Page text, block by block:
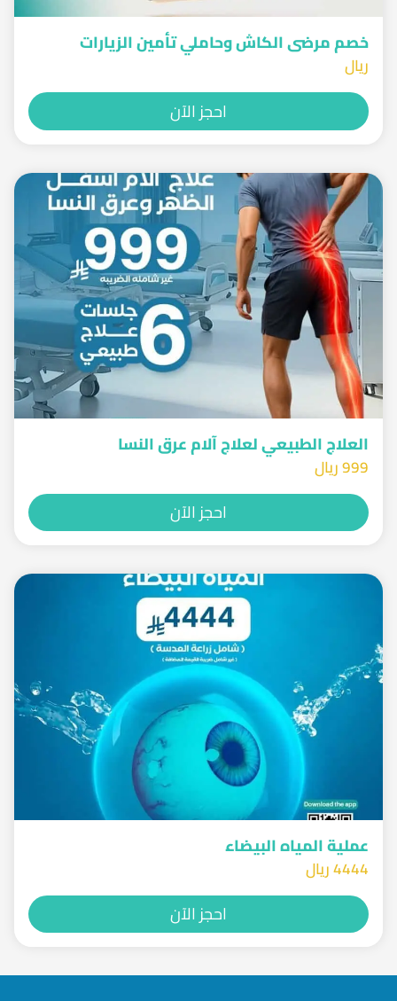
خصم مرضى الكاش وحاملي تأمين الزيارات
ريال
احجز الآن
العلاج الطبيعي لعلاج آلام عرق النسا
999 ريال
احجز الآن
عملية المياه البيضاء
4444 ريال
احجز الآن